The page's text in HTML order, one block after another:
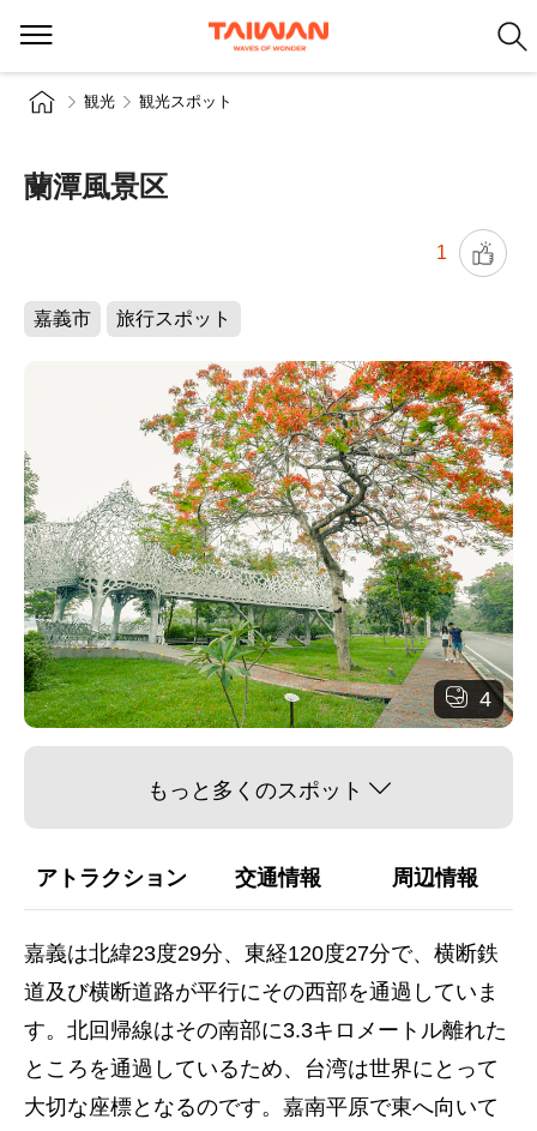
観光 観光スポット
蘭潭風景区
1
嘉義市 旅行スポット
4
もっと多くのスポット
アトラクション 交通情報 周辺情報
嘉義は北緯23度29分、東経120度27分で、横断鉄
道及び横断道路が平行にその西部を通過していま
す。北回帰線はその南部に3.3キロメートル離れた
ところを通過しているため、台湾は世界にとって
大切な座標となるのです。嘉南平原で東へ向いて